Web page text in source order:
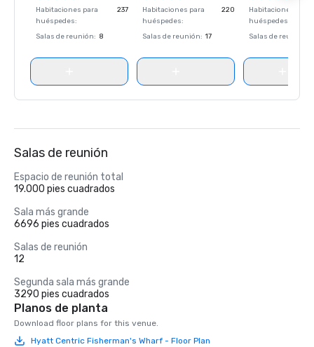
Habitaciones para
huéspedes:
237
Salas de reunión: 8
Habitaciones para
huéspedes:
220
Salas de reunión: 17
Habitaciones para
huéspedes
Salas de reunión
Salas de reunión
Espacio de reunión total
19.000 pies cuadrados
Sala más grande
6696 pies cuadrados
Salas de reunión
12
Segunda sala más grande
3290 pies cuadrados
Planos de planta
Download floor plans for this venue.
Hyatt Centric Fisherman's Wharf - Floor Plan